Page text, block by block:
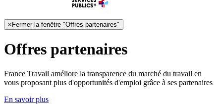
× Fermer la fenêtre "Offres partenaires"
Offres partenaires
France Travail améliore la transparence du marché du travail en
vous proposant plus d'opportunités d'emploi grâce à ses partenaires
En savoir plus